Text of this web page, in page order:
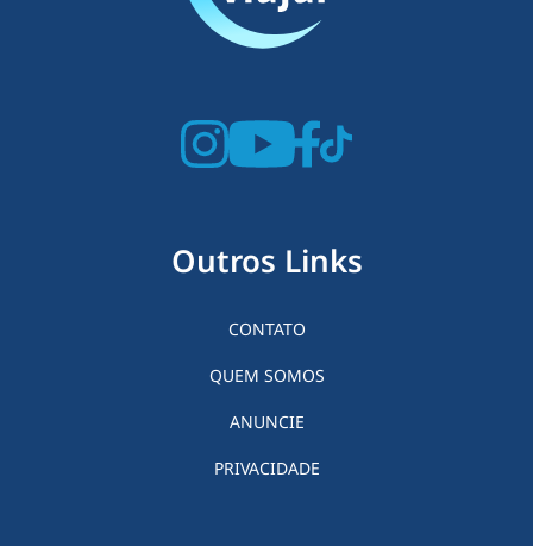
Outros Links
CONTATO
QUEM SOMOS
ANUNCIE
PRIVACIDADE